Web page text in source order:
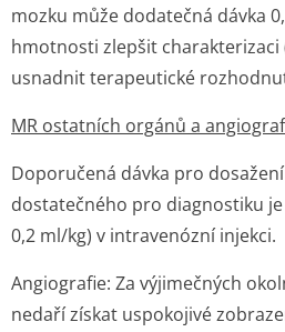
mozku může dodatečná dávka
hmotnosti zlepšit charakterizaci
usnadnit terapeutické
MR ostatních orgánů a
Doporučená dávka pro
dostatečného pro diagnostiku
0,2 ml/kg) v intravenózní injekci.
Angiografie: Za výjimečných
nedaří získat uspokojivé